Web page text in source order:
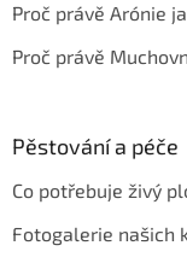
Proč právě Arónie
Proč právě
Pěstování a péče
Co potřebuje živý
Fotogalerie našich